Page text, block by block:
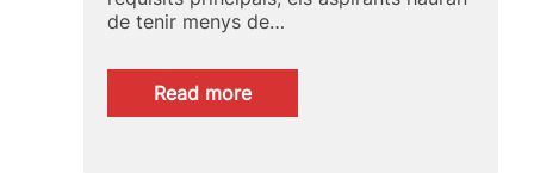
de tenir menys de…
Read more:
Convocatòria